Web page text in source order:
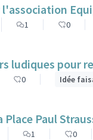
1 0
ludiques pour
0 Idée
Paul
1 0